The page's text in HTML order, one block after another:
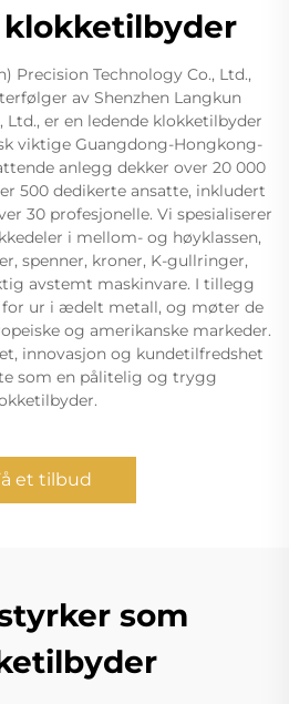
Precision Technology Co., Ltd.,
av Shenzhen Langkun
Ltd., er en ledende klokketilbyder
viktige Guangdong-Hongkong-
anlegg dekker over 20 000
500 dedikerte ansatte, inkludert
30 profesjonelle. Vi spesialiserer
i mellom- og høyklassen,
spenner, kroner, K-gullringer,
avstemt maskinvare. I tillegg
ur i ædelt metall, og møter de
og amerikanske markeder.
innovasjon og kundetilfredshet
som en pålitelig og trygg
et tilbud
som